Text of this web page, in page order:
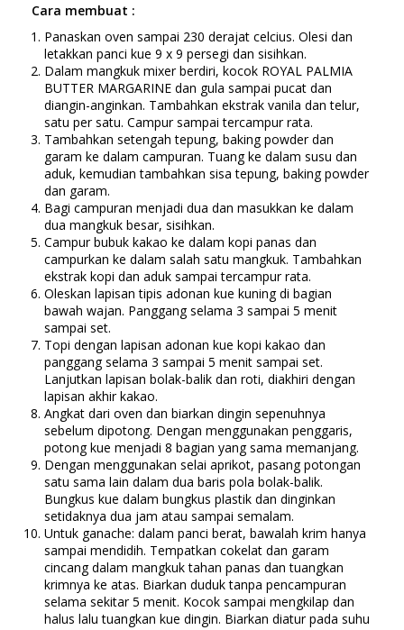
Cara membuat :
Panaskan oven sampai 230 derajat celcius. Olesi dan
letakkan panci kue 9 x 9 persegi dan sisihkan.
Dalam mangkuk mixer berdiri, kocok ROYAL PALMIA
BUTTER MARGARINE dan gula sampai pucat dan
diangin-anginkan. Tambahkan ekstrak vanila dan telur,
satu per satu. Campur sampai tercampur rata.
Tambahkan setengah tepung, baking powder dan
garam ke dalam campuran. Tuang ke dalam susu dan
aduk, kemudian tambahkan sisa tepung, baking powder
dan garam.
Bagi campuran menjadi dua dan masukkan ke dalam
dua mangkuk besar, sisihkan.
Campur bubuk kakao ke dalam kopi panas dan
campurkan ke dalam salah satu mangkuk. Tambahkan
ekstrak kopi dan aduk sampai tercampur rata.
Oleskan lapisan tipis adonan kue kuning di bagian
bawah wajan. Panggang selama 3 sampai 5 menit
sampai set.
Topi dengan lapisan adonan kue kopi kakao dan
panggang selama 3 sampai 5 menit sampai set.
Lanjutkan lapisan bolak-balik dan roti, diakhiri dengan
lapisan akhir kakao.
Angkat dari oven dan biarkan dingin sepenuhnya
sebelum dipotong. Dengan menggunakan penggaris,
potong kue menjadi 8 bagian yang sama memanjang.
Dengan menggunakan selai aprikot, pasang potongan
satu sama lain dalam dua baris pola bolak-balik.
Bungkus kue dalam bungkus plastik dan dinginkan
setidaknya dua jam atau sampai semalam.
Untuk ganache: dalam panci berat, bawalah krim hanya
sampai mendidih. Tempatkan cokelat dan garam
cincang dalam mangkuk tahan panas dan tuangkan
krimnya ke atas. Biarkan duduk tanpa pencampuran
selama sekitar 5 menit. Kocok sampai mengkilap dan
halus lalu tuangkan kue dingin. Biarkan diatur pada suhu